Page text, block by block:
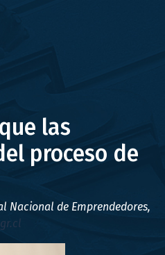
las
proceso de
Nacional de Emprendedores,